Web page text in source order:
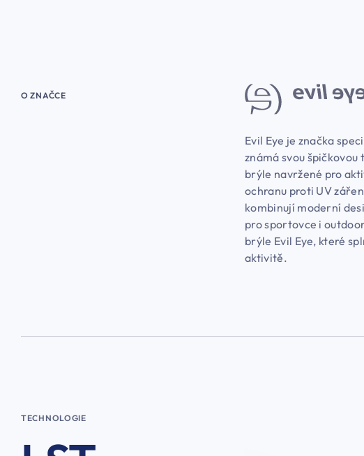
O ZNAČCE
Evil Eye je značka
známá svou
brýle navržené pro
ochranu proti UV
kombinují moderní
pro sportovce i
brýle Evil Eye, které
aktivitě.
TECHNOLOGIE